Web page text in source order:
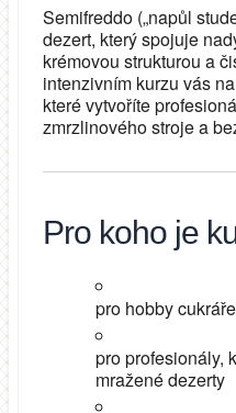
Semifreddo („napůl
dezert, který spojuje
krémovou strukturou a
intenzivním kurzu vás
které vytvoříte
zmrzlinového stroje a
Pro koho je
pro hobby cukráře
pro profesionály,
mražené dezerty